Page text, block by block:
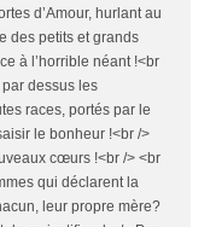
d’Amour, hurlant au
des petits et grands
à l’horrible néant !<br
dessus les
races, portés par le
le bonheur !<br />
cœurs !<br /> <br
qui déclarent la
leur propre mère?